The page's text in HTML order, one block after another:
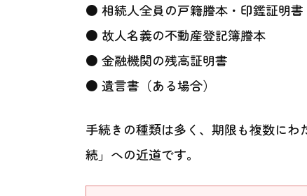
● 相続人全員の戸籍謄本・印鑑証明書
● 故人名義の不動産登記簿謄本
● 金融機関の残高証明書
● 遺言書（ある場合）
手続きの種類は多く、期限も複数に
続」への近道です。